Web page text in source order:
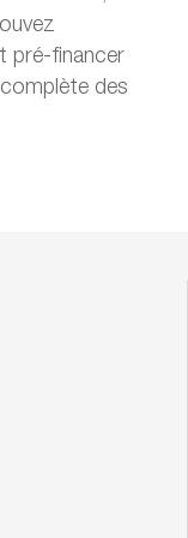
pré-financer
des